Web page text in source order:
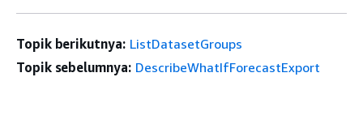
Topik berikutnya: ListDatasetGroups
Topik sebelumnya: DescribeWhatIfForecastExport